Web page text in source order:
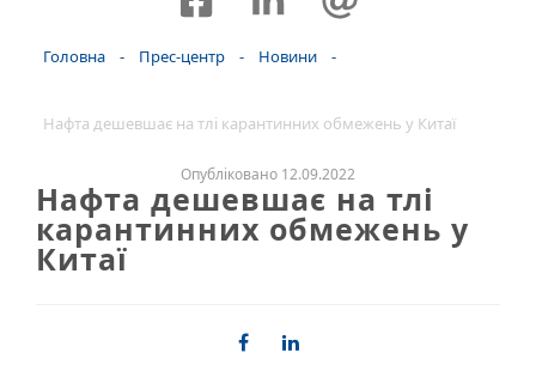
Головна - Прес-центр - Новини -
Нафта дешевшає на тлі карантинних обмежень у Китаї
Опубліковано 12.09.2022
Нафта дешевшає на тлі
карантинних обмежень у
Китаї